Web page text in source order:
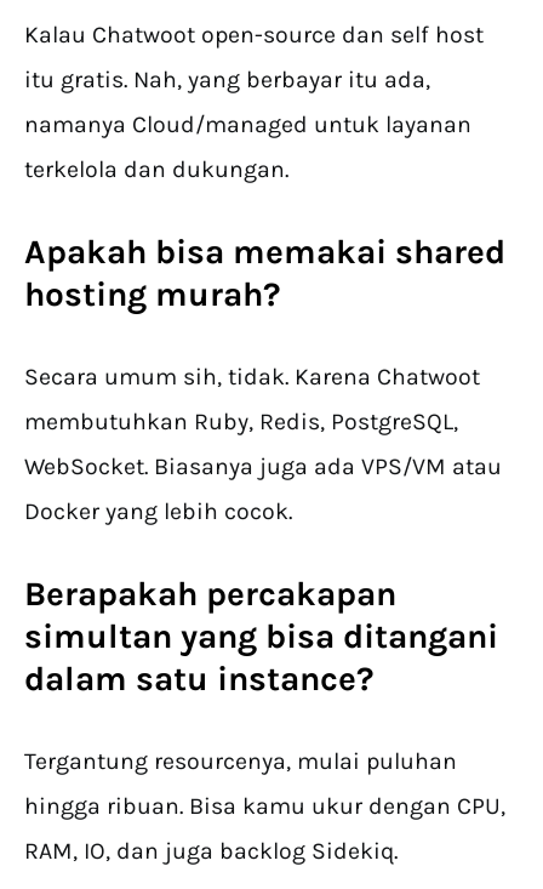
Kalau Chatwoot open-source dan self host
itu gratis. Nah, yang berbayar itu ada,
namanya Cloud/managed untuk layanan
terkelola dan dukungan.
Apakah bisa memakai shared
hosting murah?
Secara umum sih, tidak. Karena Chatwoot
membutuhkan Ruby, Redis, PostgreSQL,
WebSocket. Biasanya juga ada VPS/VM atau
Docker yang lebih cocok.
Berapakah percakapan
simultan yang bisa ditangani
dalam satu instance?
Tergantung resourcenya, mulai puluhan
hingga ribuan. Bisa kamu ukur dengan CPU,
RAM, IO, dan juga backlog Sidekiq.